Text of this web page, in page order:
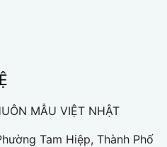
MẪU VIỆT NHẬT
Tam Hiệp, Thành Phố